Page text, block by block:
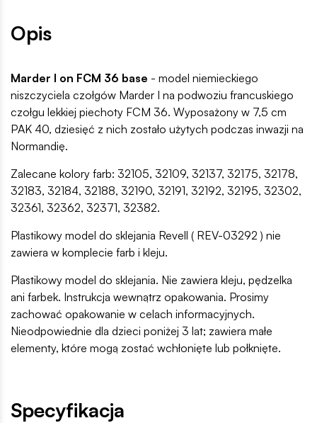
Opis
Marder I on FCM 36 base - model niemieckiego
niszczyciela czołgów Marder I na podwoziu francuskiego
czołgu lekkiej piechoty FCM 36. Wyposażony w 7,5 cm
PAK 40, dziesięć z nich zostało użytych podczas inwazji na
Normandię.
Zalecane kolory farb: 32105, 32109, 32137, 32175, 32178,
32183, 32184, 32188, 32190, 32191, 32192, 32195, 32302,
32361, 32362, 32371, 32382.
Plastikowy model do sklejania Revell ( REV-03292 ) nie
zawiera w komplecie farb i kleju.
Plastikowy model do sklejania. Nie zawiera kleju, pędzelka
ani farbek. Instrukcja wewnątrz opakowania. Prosimy
zachować opakowanie w celach informacyjnych.
Nieodpowiednie dla dzieci poniżej 3 lat; zawiera małe
elementy, które mogą zostać wchłonięte lub połknięte.
Specyfikacja